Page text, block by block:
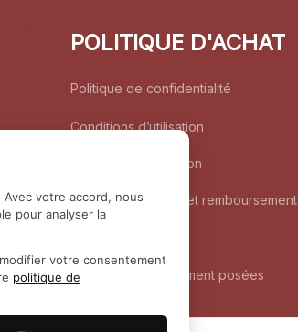
POLITIQUE D'ACHAT
Politique de confidentialité
Conditions d’utilisation
Politique d’expédition
Politique de retour et remboursement
Questions fréquemment posées
votre accord, nous
pour analyser la
votre consentement
politique de